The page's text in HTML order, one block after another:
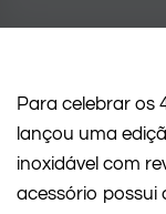
Para celebrar os
lançou uma
inoxidável com
acessório possui